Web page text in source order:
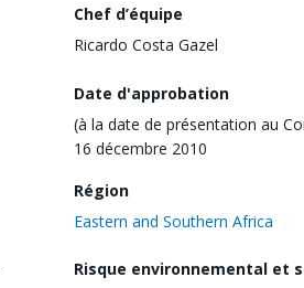
Chef d’équipe
Ricardo Costa Gazel
Date d'approbation
(à la date de présentation au
16 décembre 2010
Région
Eastern and Southern Africa
Risque environnemental et